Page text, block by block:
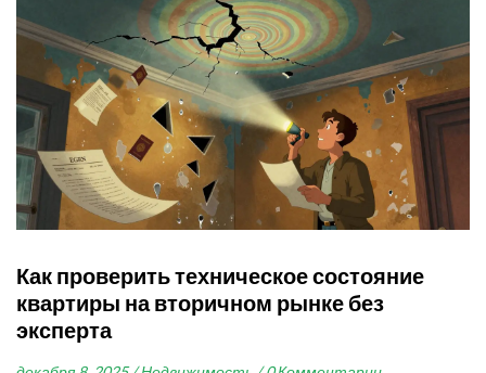
Как проверить техническое состояние
квартиры на вторичном рынке без
эксперта